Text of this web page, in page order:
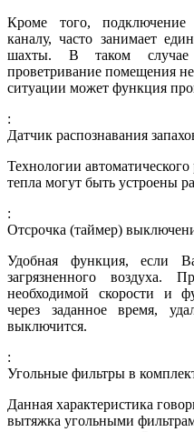
Кроме того,
каналу, часто занимает
шахты. В таком случае
проветривание помещения
ситуации может функция
:
Датчик распознавания
Технологии
тепла могут быть устроены
:
Отсрочка (таймер)
Удобная функция, если
загрязненного воздуха.
необходимой скорости и
через заданное время,
выключится.
:
Угольные фильтры в
Данная характеристика
вытяжка угольными